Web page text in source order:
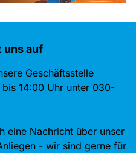
uns auf
Geschäftsstelle
14:00 Uhr unter 030-
eine Nachricht über unser
- wir sind gerne für